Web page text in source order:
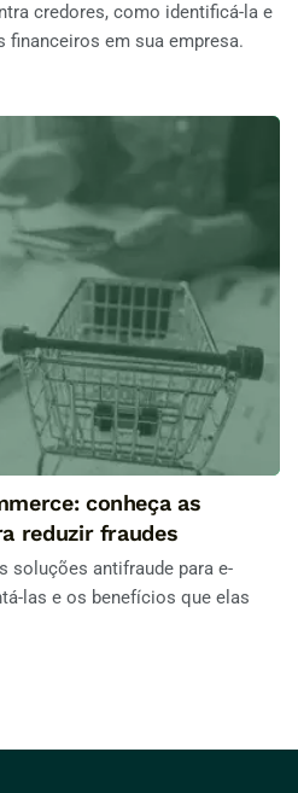
credores, como identificá-la e
financeiros em sua empresa.
conheça as
reduzir fraudes
soluções antifraude para e-
las e os benefícios que elas